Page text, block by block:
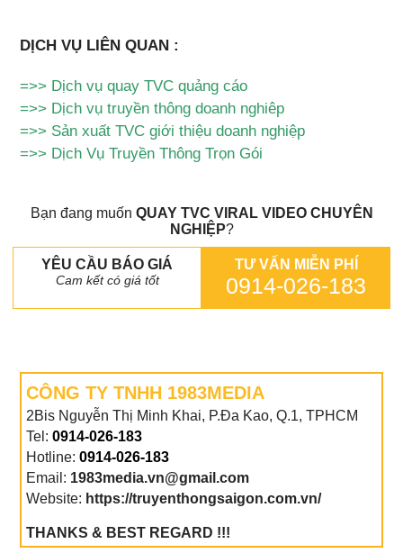
DỊCH VỤ LIÊN QUAN :
=>> Dịch vụ quay TVC quảng cáo
=>> Dịch vụ truyền thông doanh nghiêp
=>> Sản xuất TVC giới thiệu doanh nghiệp
=>> Dịch Vụ Truyền Thông Trọn Gói
Bạn đang muốn QUAY TVC VIRAL VIDEO CHUYÊN
NGHIỆP?
YÊU CẦU BÁO GIÁ
Cam kết có giá tốt
TƯ VẤN MIỄN PHÍ
0914-026-183
CÔNG TY TNHH 1983MEDIA
2Bis Nguyễn Thị Minh Khai, P.Đa Kao, Q.1, TPHCM
Tel:0914-026-183
Hotline:0914-026-183
Email: 1983media.vn@gmail.com
Website: https://truyenthongsaigon.com.vn/
THANKS & BEST REGARD !!!